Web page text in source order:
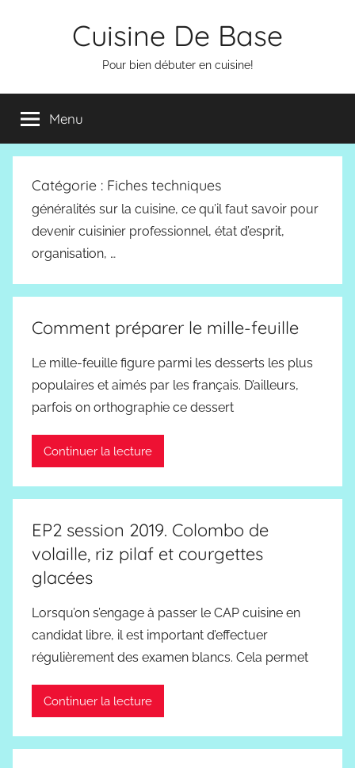
Cuisine De Base
Pour bien débuter en cuisine!
Menu
Catégorie : Fiches techniques
généralités sur la cuisine, ce qu’il faut savoir pour
devenir cuisinier professionnel, état d’esprit,
organisation, …
Comment préparer le mille-feuille
Le mille-feuille figure parmi les desserts les plus
populaires et aimés par les français. D’ailleurs,
parfois on orthographie ce dessert
Continuer la lecture
EP2 session 2019. Colombo de
volaille, riz pilaf et courgettes
glacées
Lorsqu’on s’engage à passer le CAP cuisine en
candidat libre, il est important d’effectuer
régulièrement des examen blancs. Cela permet
Continuer la lecture